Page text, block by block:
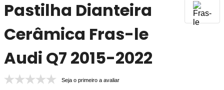
Pastilha Dianteira
Cerâmica Fras-le
Audi Q7 2015-2022
Seja o primeiro a avaliar